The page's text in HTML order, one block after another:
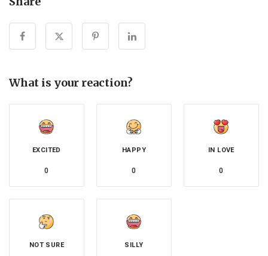
What is your reaction?
EXCITED
0
HAPPY
0
IN LOVE
0
NOT SURE SILLY